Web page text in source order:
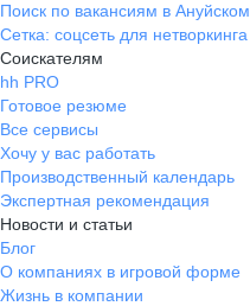
Поиск по вакансиям в Ануйском
Сетка: соцсеть для нетворкинга
Соискателям
hh PRO
Готовое резюме
Все сервисы
Хочу у вас работать
Производственный календарь
Экспертная рекомендация
Новости и статьи
Блог
О компаниях в игровой форме
Жизнь в компании